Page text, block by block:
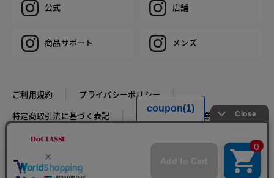
カラー・サイズを選択する
公式 店舗
商品サポート メンズ
ご利用規約
プライバシーポリシー
特定商取引法に基づく表記
推奨環境 企業情報
COPYRIGHT © DoCLASSE ALL RIGHTS RESERVED.